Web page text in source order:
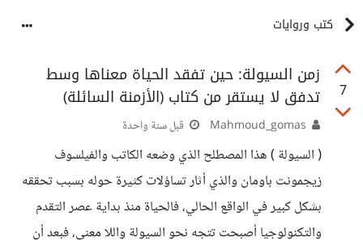
كتب وروايات
7
زمن السيولة: حين تفقد الحياة معناها وسط
تدفق لا يستقر من كتاب (الأزمنة السائلة)
قبل سنة واحدة
( السيولة ) هذا المصطلح الذي وضعه الكاتب والفيلسوف
زيجمونت باومان والذي أثار تساؤلات كثيرة حوله بسبب تحققه
بشكل كبير في الواقع الحالي، فالحياة منذ بداية عصر التقدم
والتكنولوجيا أصبحت تتجه نحو السيولة واللا معنى، فبعد أن